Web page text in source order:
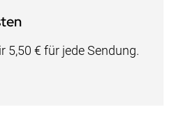
5,50 € für jede Sendung.